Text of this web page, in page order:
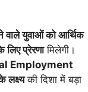
वाले युवाओं को आर्थिक
लिए प्रेरणामिलेगी।
Employment
लक्ष्यकी दिशा में बड़ा